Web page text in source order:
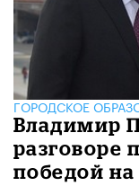
ГОРОДСКОЕ
Владимир
разговоре
победой